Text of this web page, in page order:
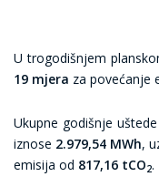
U trogodišnjem
19 mjera za povećanje
Ukupne godišnje
iznose 2.979,54 MWh,
emisija od 817,16 tCO2.